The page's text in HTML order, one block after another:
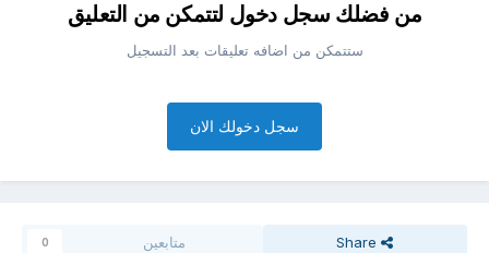
من فضلك سجل دخول لتتمكن من التعليق
ستتمكن من اضافه تعليقات بعد التسجيل
سجل دخولك الان
Share متابعين 0